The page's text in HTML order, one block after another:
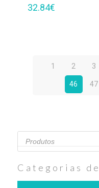
32.84€
1 2 3
46 47
Products
search
Categorias